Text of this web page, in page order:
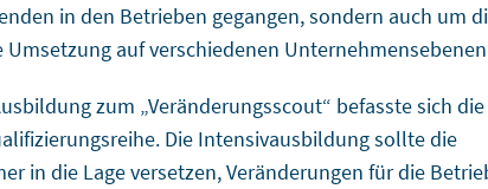
in den Betrieben gegangen, sondern auch um
Umsetzung auf verschiedenen
zum „Veränderungsscout“ befasste sich die
Die Intensivausbildung sollte die
in die Lage versetzen, Veränderungen für die